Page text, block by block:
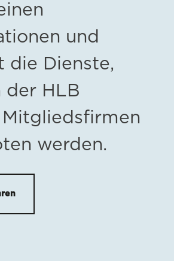
und
die Dienste,
der HLB
Mitgliedsfirmen
werden.